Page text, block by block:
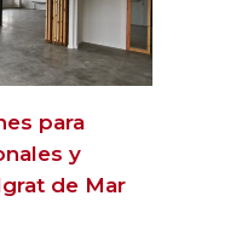
para
y
de Mar